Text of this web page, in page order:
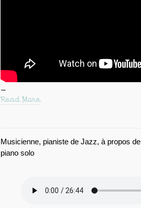
Read More
Musicienne, pianiste de Jazz, à propos
piano solo